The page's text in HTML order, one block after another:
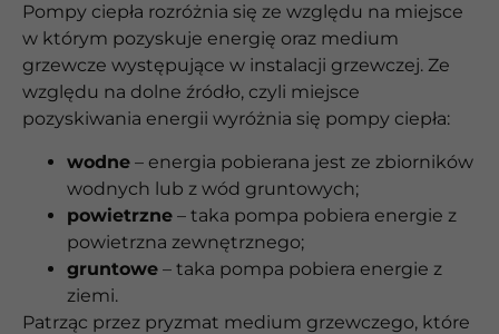
Pompy ciepła rozróżnia się ze względu na miejsce
w którym pozyskuje energię oraz medium
grzewcze występujące w instalacji grzewczej. Ze
względu na dolne źródło, czyli miejsce
pozyskiwania energii wyróżnia się pompy ciepła:
wodne – energia pobierana jest ze zbiorników
wodnych lub z wód gruntowych;
powietrzne – taka pompa pobiera energie z
powietrzna zewnętrznego;
gruntowe – taka pompa pobiera energie z
ziemi.
Patrząc przez pryzmat medium grzewczego, które